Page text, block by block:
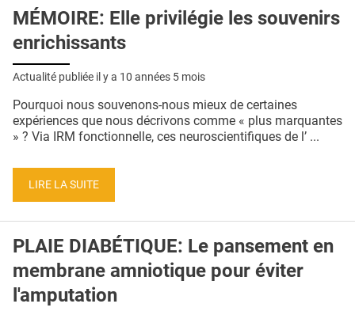
MÉMOIRE: Elle privilégie les souvenirs
enrichissants
Actualité publiée il y a 10 années 5 mois
Pourquoi nous souvenons-nous mieux de certaines
expériences que nous décrivons comme « plus marquantes
» ? Via IRM fonctionnelle, ces neuroscientifiques de l’ ...
LIRE LA SUITE
PLAIE DIABÉTIQUE: Le pansement en
membrane amniotique pour éviter
l'amputation